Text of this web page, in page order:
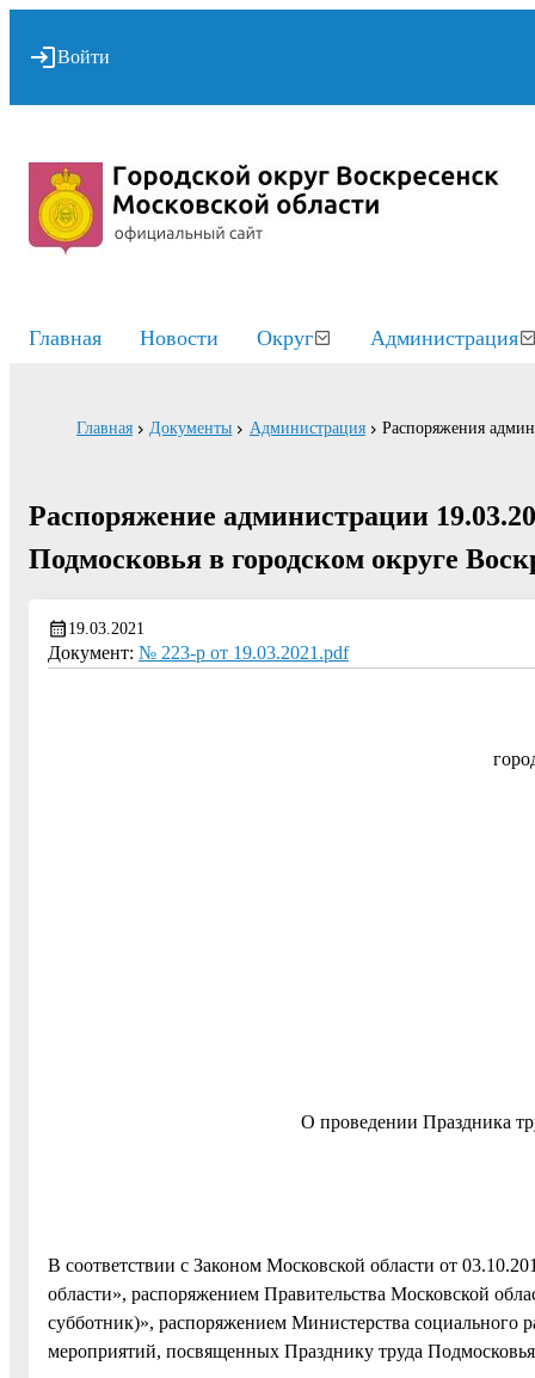
Войти
Главная Новости Округ Администрация
Главная Документы Администрация Распоряжения
Распоряжение администрации
Подмосковья в городском округе
19.03.2021
Документ: № 223-р от 19.03.2021.pdf
О проведении Праздника
В соответствии с Законом Московской области от
области», распоряжением Правительства Московской
субботник)», распоряжением Министерства
мероприятий, посвященных Празднику труда